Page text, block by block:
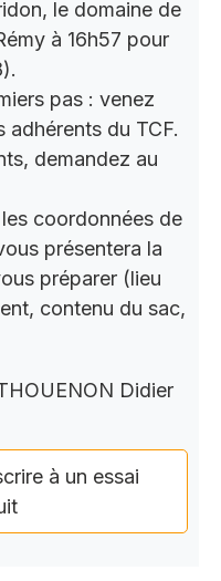
le domaine de
à 16h57 pour
pas : venez
adhérents du TCF.
demandez au
coordonnées de
présentera la
préparer (lieu
contenu du sac,
Didier
à un essai